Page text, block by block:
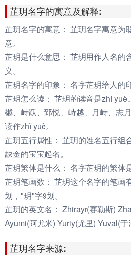
上为很棒的名
字，70分以下
芷玥名字的寓意及解释:
芷玥名字的寓意： 芷玥名字寓意为
意。
芷玥是什么意思： 芷玥用作人名的
义。
芷玥名字的印象： 名字芷玥给人的
芷玥怎么读： 芷玥的读音是zhǐ yuè
樾、峙跃、郅悦、峙越、月峙、志
读作zhǐ yuè。
芷玥五行属性： 芷玥的姓名五行组
缺金的宝宝起名。
芷玥繁体是什么： 名字芷玥的繁体
芷玥笔画数： 芷玥这个名字的笔画
划，"玥"字9划。
芷玥的英文名： Zhirayr(赛勒斯)
Ayumi(阿尤米) Yuriy(尤里) Yuval(于
芷玥名字来源: